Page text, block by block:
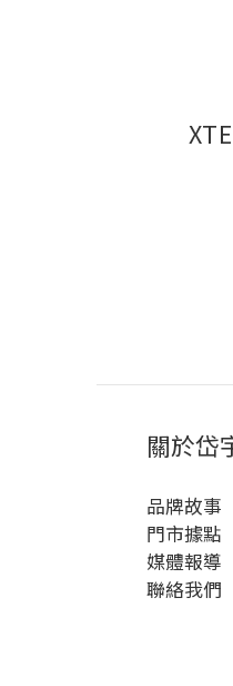
關於岱
品牌故事
門市據點
媒體報導
聯絡我們